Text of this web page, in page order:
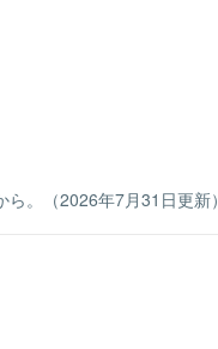
。（2026年7月31日更新）